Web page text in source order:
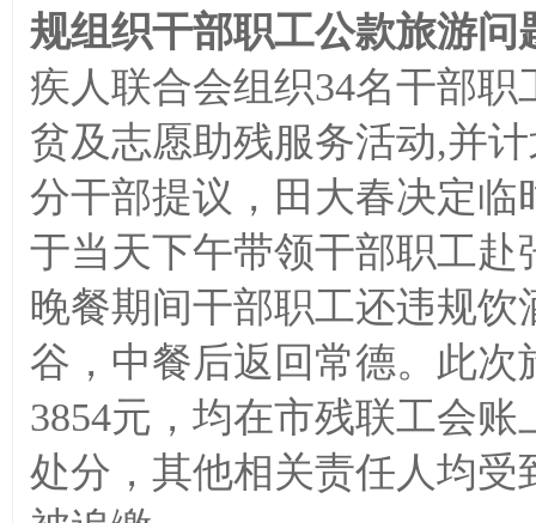
规组织干部职工公款旅游问
疾人联合会组织34名干部
贫及志愿助残服务活动,并
分干部提议，田大春决定
于当天下午带领干部职工
晚餐期间干部职工还违规
谷，中餐后返回常德。此次
3854元，均在市残联工会
处分，其他相关责任人均